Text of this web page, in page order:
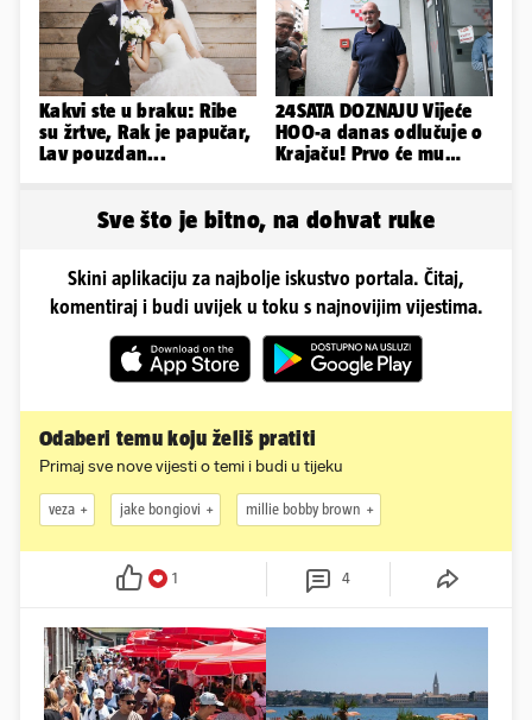
Kakvi ste u braku: Ribe
su žrtve, Rak je papučar,
Lav pouzdan...
24SATA DOZNAJU Vijeće
HOO-a danas odlučuje o
Krajaču! Prvo će mu
Sve što je bitno, na dohvat ruke
Skini aplikaciju za najbolje iskustvo portala. Čitaj,
komentiraj i budi uvijek u toku s najnovijim vijestima.
Odaberi temu koju želiš pratiti
Primaj sve nove vijesti o temi i budi u tijeku
veza jake bongiovi millie bobby brown
1 4